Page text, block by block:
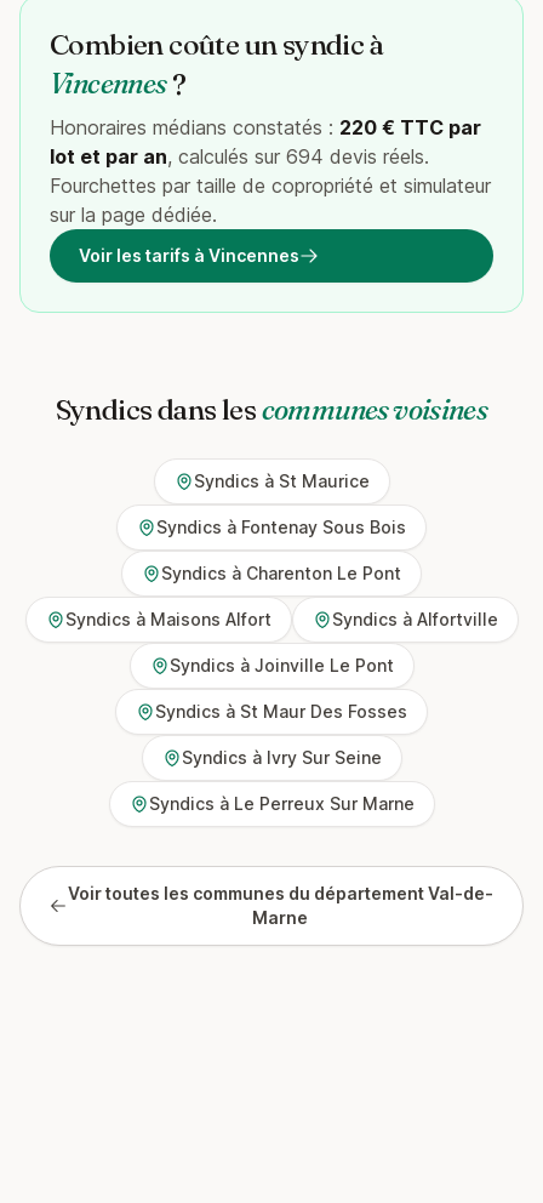
Combien coûte un syndic à
Vincennes?
Honoraires médians constatés : 220 € TTC par
lot et par an, calculés sur 694 devis réels.
Fourchettes par taille de copropriété et simulateur
sur la page dédiée.
Voir les tarifs à Vincennes
Syndics dans lescommunes voisines
Syndics à St Maurice
Syndics à Fontenay Sous Bois
Syndics à Charenton Le Pont
Syndics à Maisons Alfort Syndics à Alfortville
Syndics à Joinville Le Pont
Syndics à St Maur Des Fosses
Syndics à Ivry Sur Seine
Syndics à Le Perreux Sur Marne
Voir toutes les communes du département Val-de-
Marne